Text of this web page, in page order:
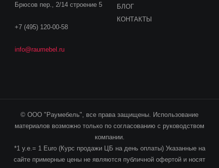
Брюсов пер., 2/14 строение 5
+7 (495) 120-00-58
info@raumebel.ru
БЛОГ
КОНТАКТЫ
© ООО "Раумебель", все права защищены. Использование
материалов возможно только по согласованию с руководством
компании.
*1 у.е.= 1 Euro (Курс продажи ЦБ на день оплаты) Указанные на
сайте примерные цены не являются публичной офертой и носят